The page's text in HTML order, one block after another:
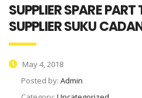
SUPPLIER SPARE PART
SUPPLIER SUKU
May 4, 2018
Posted by: Admin